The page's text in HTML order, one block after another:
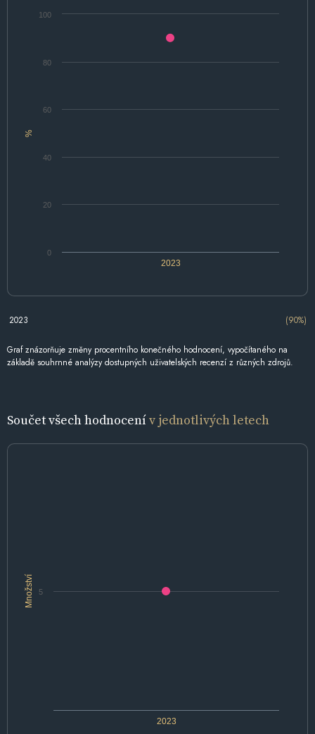
%
2023
0
20
40
60
80
100
2023 (90%)
Graf znázorňuje změny procentního konečného hodnocení, vypočítaného na
základě souhrnné analýzy dostupných uživatelských recenzí z různých zdrojů.
Součet všech hodnocenív jednotlivých letech
Množství
2023
5